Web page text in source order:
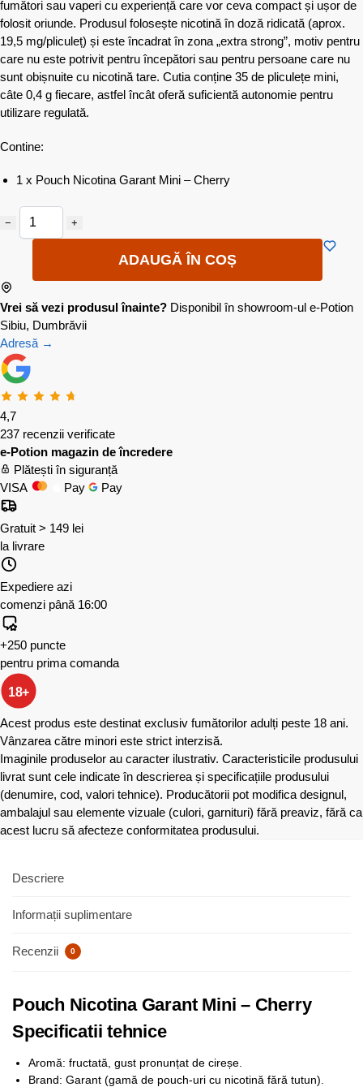
fumători sau vaperi cu experiență care vor ceva compact și ușor de
folosit oriunde. Produsul folosește nicotină în doză ridicată (aprox.
19,5 mg/pliculeț) și este încadrat în zona „extra strong”, motiv pentru
care nu este potrivit pentru începători sau pentru persoane care nu
sunt obișnuite cu nicotină tare. Cutia conține 35 de pliculețe mini,
câte 0,4 g fiecare, astfel încât oferă suficientă autonomie pentru
utilizare regulată.
Contine:
1 x Pouch Nicotina Garant Mini – Cherry
− +
ADAUGĂ ÎN COȘ
Vrei să vezi produsul înainte? Disponibil în showroom-ul e-Potion
Sibiu, Dumbrăvii
Adresă →
4,7
237 recenzii verificate
e-Potion magazin de încredere
Plătești în siguranță
VISA
Pay Pay
Gratuit > 149 lei
la livrare
Expediere azi
comenzi până 16:00
+250 puncte
pentru prima comanda
18+
Acest produs este destinat exclusiv fumătorilor adulți peste 18 ani.
Vânzarea către minori este strict interzisă.
Imaginile produselor au caracter ilustrativ. Caracteristicile produsului
livrat sunt cele indicate în descrierea și specificațiile produsului
(denumire, cod, valori tehnice). Producătorii pot modifica designul,
ambalajul sau elemente vizuale (culori, garnituri) fără preaviz, fără ca
acest lucru să afecteze conformitatea produsului.
Descriere
Informații suplimentare
Recenzii 0
Pouch Nicotina Garant Mini – Cherry
Specificatii tehnice
Aromă: fructată, gust pronunțat de cireșe.
Brand: Garant (gamă de pouch-uri cu nicotină fără tutun).